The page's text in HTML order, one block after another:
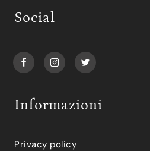
Social
Informazioni
Privacy policy